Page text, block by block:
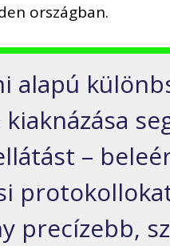
országban.
alapú
–
precízebb,